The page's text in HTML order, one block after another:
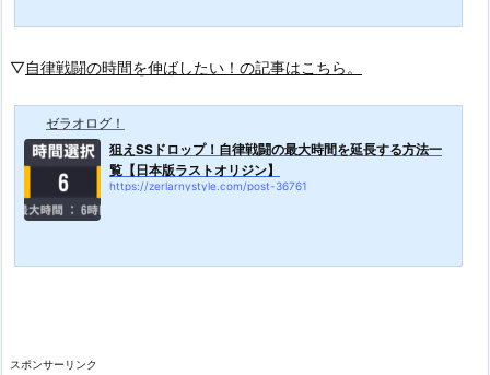
▽自律戦闘の時間を伸ばしたい！の記事はこちら。
ゼラオログ！
狙えSSドロップ！自律戦闘の最大時間を延長する方法一
覧【日本版ラストオリジン】
https://zerlarnystyle.com/post-36761
スポンサーリンク